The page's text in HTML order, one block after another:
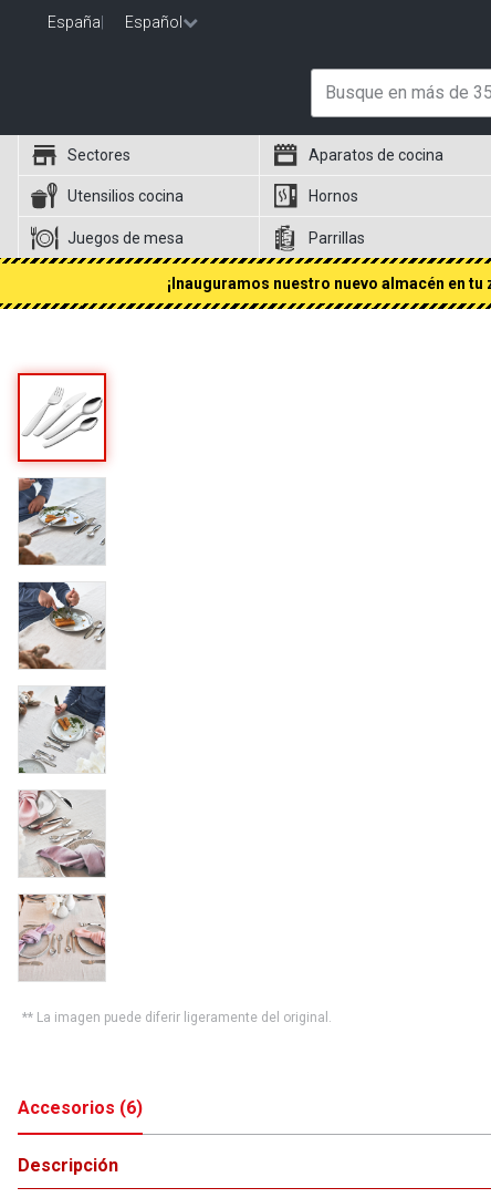
España Español
Sectores Aparatos de cocina
Utensilios cocina Hornos
Juegos de mesa Parrillas
¡Inauguramos nuestro nuevo almacén en
** La imagen puede diferir ligeramente del original.
Accesorios (6)
Descripción